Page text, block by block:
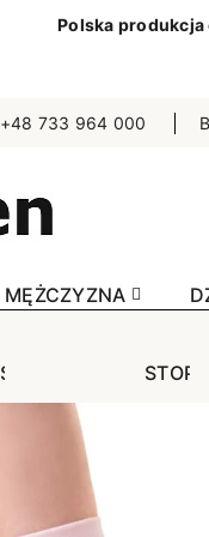
Polska produkcja
+48 733 964 000
STOPKI
Jednokolorowe
Niewidoczne
Wzorowane
Bezuciskowe
MĘŻCZYZNA
STOPKI